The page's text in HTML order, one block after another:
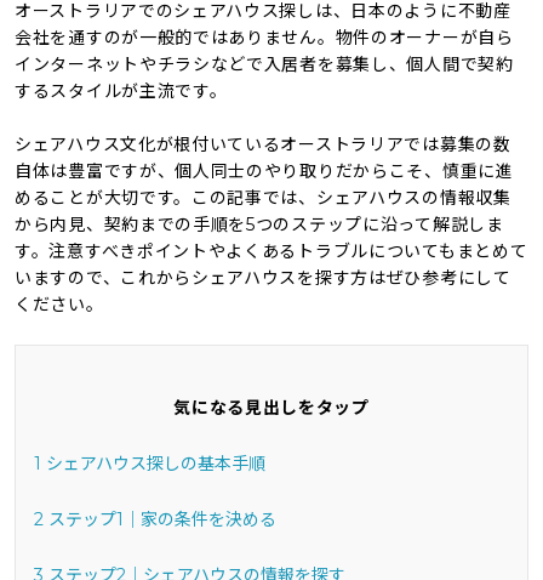
オーストラリアでのシェアハウス探しは、日本のように不動産
会社を通すのが一般的ではありません。物件のオーナーが自ら
インターネットやチラシなどで入居者を募集し、個人間で契約
するスタイルが主流です。
シェアハウス文化が根付いているオーストラリアでは募集の数
自体は豊富ですが、個人同士のやり取りだからこそ、慎重に進
めることが大切です。この記事では、シェアハウスの情報収集
から内見、契約までの手順を5つのステップに沿って解説しま
す。注意すべきポイントやよくあるトラブルについてもまとめて
いますので、これからシェアハウスを探す方はぜひ参考にして
ください。
気になる見出しをタップ
1 シェアハウス探しの基本手順
2 ステップ1｜家の条件を決める
3 ステップ2｜シェアハウスの情報を探す